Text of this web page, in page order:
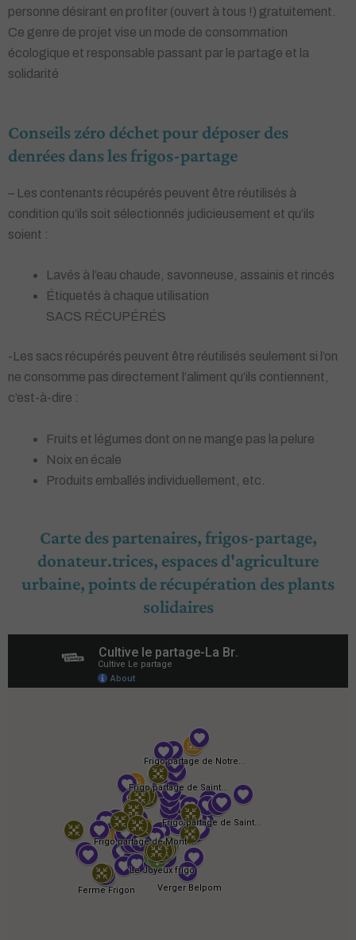
personne désirant en profiter (ouvert à tous !) gratuitement.
Ce genre de projet vise un mode de consommation
écologique et responsable passant par le partage et la
solidarité
Conseils zéro déchet pour déposer des
denrées dans les frigos-partage
– Les contenants récupérés peuvent être réutilisés à
condition qu’ils soit sélectionnés judicieusement et qu’ils
soient :
Lavés à l’eau chaude, savonneuse, assainis et rincés
Étiquetés à chaque utilisation
SACS RÉCUPÉRÉS
-Les sacs récupérés peuvent être réutilisés seulement si l’on
ne consomme pas directement l’aliment qu’ils contiennent,
c’est-à-dire :
Fruits et légumes dont on ne mange pas la pelure
Noix en écale
Produits emballés individuellement, etc.
Carte des partenaires, frigos-partage,
donateur.trices, espaces d'agriculture
urbaine, points de récupération des plants
solidaires